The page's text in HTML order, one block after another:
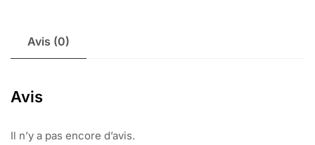
Avis (0)
Avis
Il n’y a pas encore d’avis.